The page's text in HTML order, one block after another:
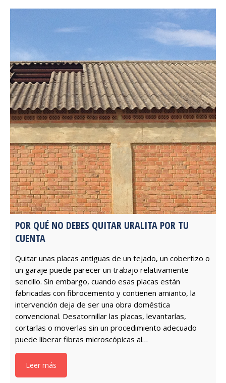
POR QUÉ NO DEBES QUITAR URALITA POR TU
CUENTA
Quitar unas placas antiguas de un tejado, un cobertizo o
un garaje puede parecer un trabajo relativamente
sencillo. Sin embargo, cuando esas placas están
fabricadas con fibrocemento y contienen amianto, la
intervención deja de ser una obra doméstica
convencional. Desatornillar las placas, levantarlas,
cortarlas o moverlas sin un procedimiento adecuado
puede liberar fibras microscópicas al…
Leer más